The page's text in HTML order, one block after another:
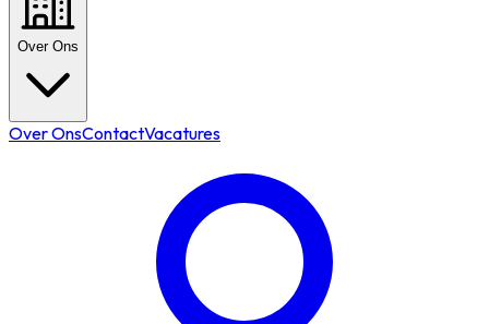
Over Ons
Over OnsContactVacatures